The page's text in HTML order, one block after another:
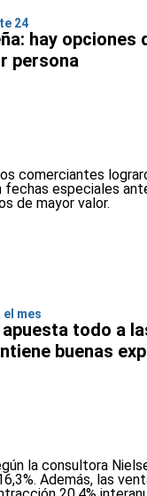
24
hay opciones
persona
el mes
todo a
buenas